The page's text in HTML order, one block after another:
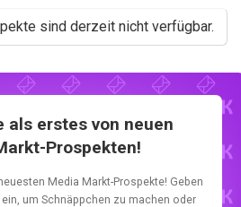
sind derzeit nicht verfügbar.
als erstes von neuen
Prospekten!
Media Markt-Prospekte! Geben
ein, um Schnäppchen zu machen oder